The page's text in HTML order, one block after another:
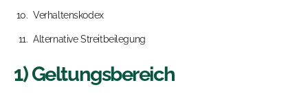
Verhaltenskodex
Alternative Streitbeilegung
1) Geltungsbereich